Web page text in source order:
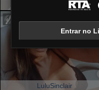
LunaRundlett
LuluSinclair
Entrar no